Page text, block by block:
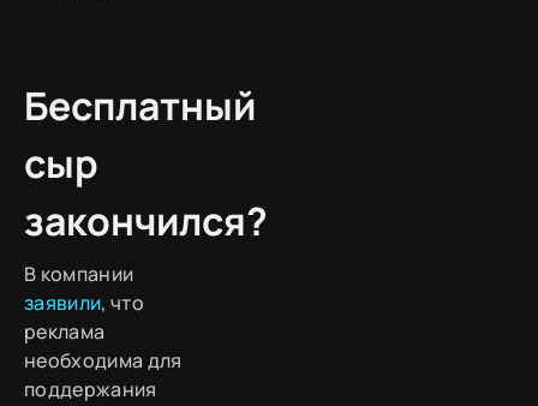
Бесплатный
сыр
закончился?
В компании
заявили, что
реклама
необходима для
поддержания